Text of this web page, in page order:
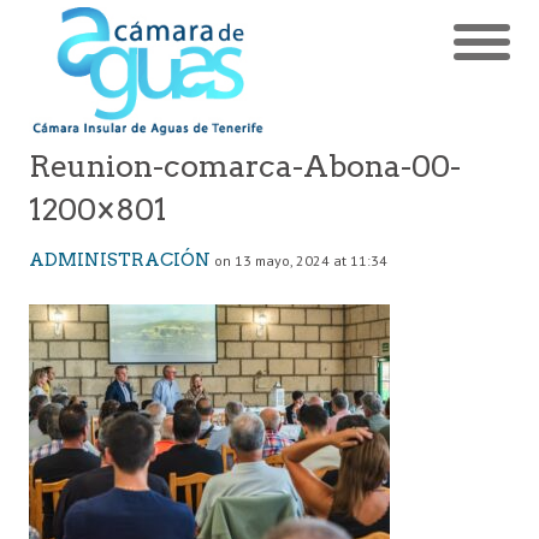
Reunion-comarca-Abona-00-
1200×801
ADMINISTRACIÓN on 13 mayo, 2024 at 11:34